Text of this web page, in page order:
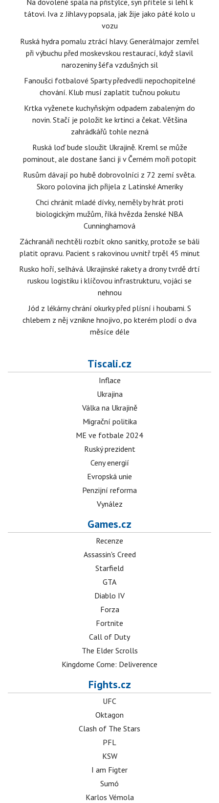
Na dovolené spala na přistýlce, syn přítele si lehl k
tátovi. Iva z Jihlavy popsala, jak žije jako páté kolo u
vozu
Ruská hydra pomalu ztrácí hlavy. Generálmajor zemřel
při výbuchu před moskevskou restaurací, když slavil
narozeniny šéfa vzdušných sil
Fanoušci fotbalové Sparty předvedli nepochopitelné
chování. Klub musí zaplatit tučnou pokutu
Krtka vyženete kuchyňským odpadem zabaleným do
novin. Stačí je položit ke krtinci a čekat. Většina
zahrádkářů tohle nezná
Ruská loď bude sloužit Ukrajině. Kreml se může
pominout, ale dostane šanci ji v Černém moři potopit
Rusům dávají po hubě dobrovolníci z 72 zemí světa.
Skoro polovina jich přijela z Latinské Ameriky
Chci chránit mladé dívky, neměly by hrát proti
biologickým mužům, říká hvězda ženské NBA
Cunninghamová
Záchranáři nechtěli rozbít okno sanitky, protože se báli
platit opravu. Pacient s rakovinou uvnitř trpěl 45 minut
Rusko hoří, selhává. Ukrajinské rakety a drony tvrdě drtí
ruskou logistiku i klíčovou infrastrukturu, vojáci se
nehnou
Jód z lékárny chrání okurky před plísní i houbami. S
chlebem z něj vznikne hnojivo, po kterém plodí o dva
měsíce déle
Tiscali.cz
Inflace
Ukrajina
Válka na Ukrajině
Migrační politika
ME ve fotbale 2024
Ruský prezident
Ceny energií
Evropská unie
Penzijní reforma
Vynález
Games.cz
Recenze
Assassin's Creed
Starfield
GTA
Diablo IV
Forza
Fortnite
Call of Duty
The Elder Scrolls
Kingdome Come: Deliverence
Fights.cz
UFC
Oktagon
Clash of The Stars
PFL
KSW
I am Figter
Sumó
Karlos Vémola